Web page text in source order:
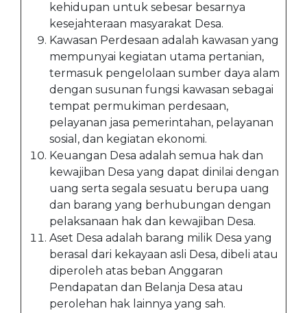
kehidupan untuk sebesar besarnya
kesejahteraan masyarakat Desa.
Kawasan Perdesaan adalah kawasan yang
mempunyai kegiatan utama pertanian,
termasuk pengelolaan sumber daya alam
dengan susunan fungsi kawasan sebagai
tempat permukiman perdesaan,
pelayanan jasa pemerintahan, pelayanan
sosial, dan kegiatan ekonomi.
Keuangan Desa adalah semua hak dan
kewajiban Desa yang dapat dinilai dengan
uang serta segala sesuatu berupa uang
dan barang yang berhubungan dengan
pelaksanaan hak dan kewajiban Desa.
Aset Desa adalah barang milik Desa yang
berasal dari kekayaan asli Desa, dibeli atau
diperoleh atas beban Anggaran
Pendapatan dan Belanja Desa atau
perolehan hak lainnya yang sah.